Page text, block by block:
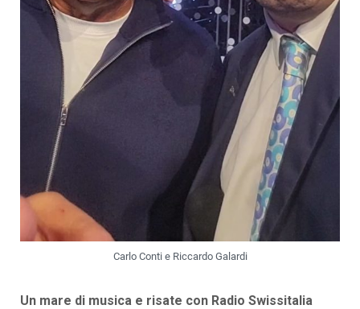
Carlo Conti e Riccardo Galardi
Un mare di musica e risate con Radio Swissitalia